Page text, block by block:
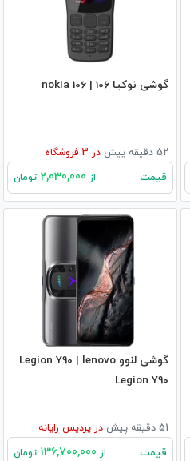
گوشی نوکیا 106 | nokia 106
52 دقیقه پیش در فروشگاه
قیمت از تومان
گوشی لنوو Legion Y90 | lenovo
Legion Y90
51 دقیقه پیش در پردیس رایانه
قیمت از تومان